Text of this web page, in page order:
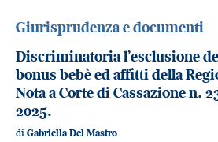
Giurisprudenza e documenti
Discriminatoria l’esclusione
bonus bebè ed affitti della
Nota a Corte di Cassazione n.
2025.
di Gabriella Del Mastro